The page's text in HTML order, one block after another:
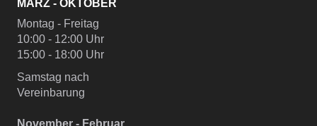
MÄRZ - OKTOBER
Montag - Freitag
10:00 - 12:00 Uhr
15:00 - 18:00 Uhr
Samstag nach
Vereinbarung
November - Februar